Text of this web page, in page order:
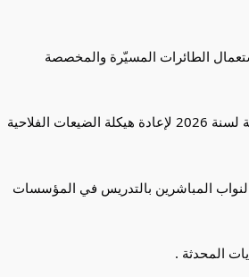
واستعمال الطائرات المسيّرة والمخصصة
الفصل الإضافي عدد 138 المتعلٌق بإحداث خط تمويل من ميزانية الدولة لسنة 2026 لإعادة هيكلة الضيعات الفلاحية
والأساتذة النواب المباشرين بالتدريس في المؤسسات